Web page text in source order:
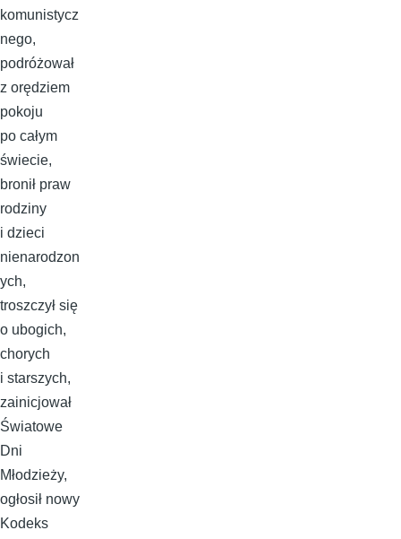
komunistycz
nego,
podróżował
z orędziem
pokoju
po całym
świecie,
bronił praw
rodziny
i dzieci
nienarodzon
ych,
troszczył się
o ubogich,
chorych
i starszych,
zainicjował
Światowe
Dni
Młodzieży,
ogłosił nowy
Kodeks